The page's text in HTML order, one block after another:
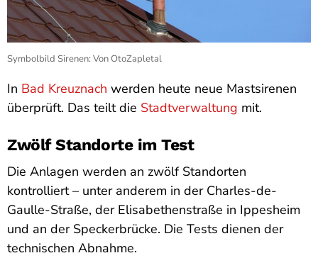
Symbolbild Sirenen: Von OtoZapletal
In Bad Kreuznach werden heute neue Mastsirenen
überprüft. Das teilt die Stadtverwaltung mit.
Zwölf Standorte im Test
Die Anlagen werden an zwölf Standorten
kontrolliert – unter anderem in der Charles-de-
Gaulle-Straße, der Elisabethenstraße in Ippesheim
und an der Speckerbrücke. Die Tests dienen der
technischen Abnahme.